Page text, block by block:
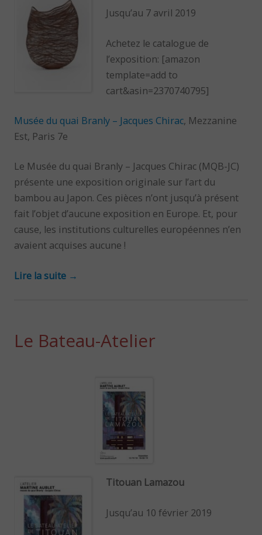
Jusqu’au 7 avril 2019
Achetez le catalogue de
l’exposition: [amazon
template=add to
cart&asin=2370740795]
Musée du quai Branly – Jacques Chirac, Mezzanine
Est, Paris 7e
Le Musée du quai Branly – Jacques Chirac (MQB-JC)
présente une exposition originale sur l’art du
bambou au Japon. Ces pièces n’ont jusqu’à présent
fait l’objet d’aucune exposition en Europe. Et, pour
cause, les institutions culturelles européennes n’en
avaient acquises aucune !
Lire la suite →
Le Bateau-Atelier
Titouan Lamazou
Jusqu’au 10 février 2019